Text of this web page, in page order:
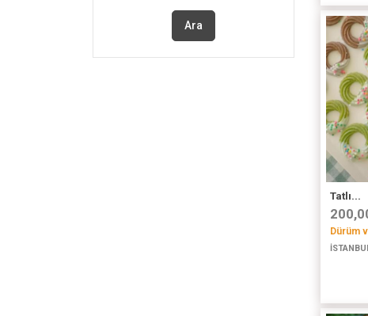
Ara
Tatlı...
Dürüm